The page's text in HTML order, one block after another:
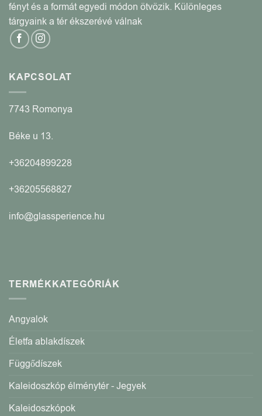
fényt és a formát egyedi módon ötvözik. Különleges
tárgyaink a tér ékszerévé válnak
KAPCSOLAT
7743 Romonya
Béke u 13.
+36204899228
+36205568827
info@glassperience.hu
TERMÉKKATEGÓRIÁK
Angyalok
Életfa ablakdíszek
Függődíszek
Kaleidoszkóp élménytér - Jegyek
Kaleidoszkópok